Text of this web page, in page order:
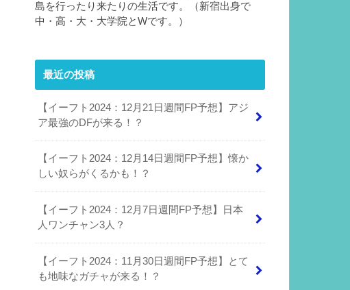
島を行ったり来たりの生活です。（新宿出身で
中・高・大・大学院とWです。）
最近の投稿
【イーフト2024：12月21日週間FP予想】アジ
ア最強のDFが来る！？
【イーフト2024：12月14日週間FP予想】懐か
しい奴らがくるかも！？
【イーフト2024：12月7日週間FP予想】日本
人ワンチャン3人？
【イーフト2024：11月30日週間FP予想】とて
も地味なガチャが来る！？